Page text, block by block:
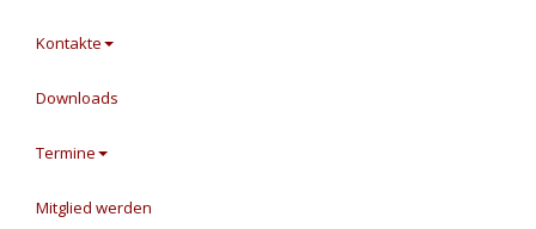
Kontakte
Downloads
Termine
Mitglied werden